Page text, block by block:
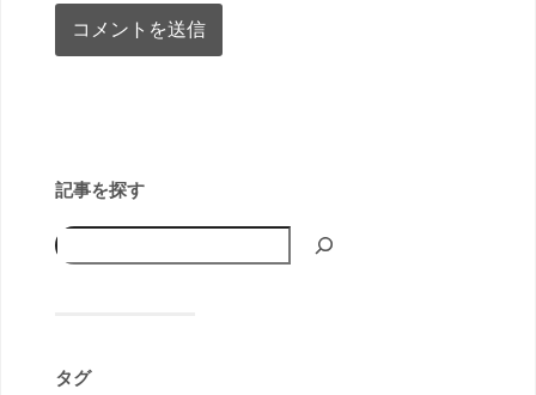
記事を探す
タグ